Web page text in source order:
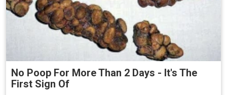
No Poop For More Than 2 Days - It's The
First Sign Of